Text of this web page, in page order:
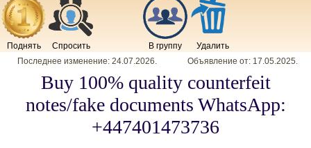
Поднять Спросить В группу
Удалить
Последнее изменение: 24.07.2026. Объявление от: 17.05.2025.
Buy 100% quality counterfeit
notes/fake documents WhatsApp:
+447401473736